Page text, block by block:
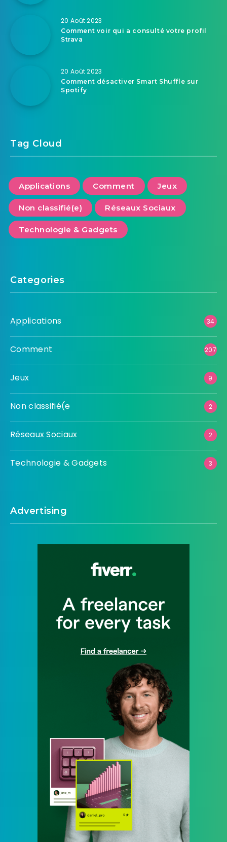
20 Août 2023
Comment voir qui a consulté votre profil
Strava
20 Août 2023
Comment désactiver Smart Shuffle sur
Spotify
Tag Cloud
Applications Comment Jeux
Non classifié(e) Réseaux Sociaux
Technologie & Gadgets
Categories
Applications 34
Comment 207
Jeux 9
Non classifié(e 2
Réseaux Sociaux 2
Technologie & Gadgets 3
Advertising